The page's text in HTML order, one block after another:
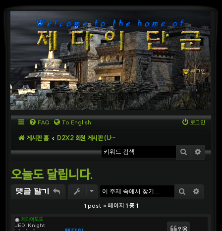
로그인
FAQ To English 로그인
게시판 홈 D2X2 회원 게시판 (User Board)
검색 상세
오늘도 달립니다.
댓글 달기 검색
1 post » 페이지 1중 1
제다이도도
JEDI Knight
인용